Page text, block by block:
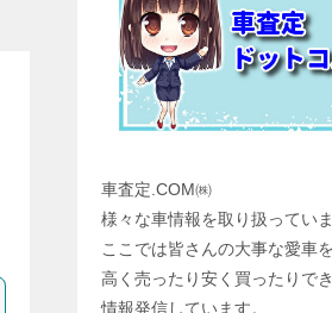
車査定.COM㈱
様々な車情報を取り扱っていま
ここでは皆さんの大事な愛車を
高く売ったり安く買ったりで
情報発信しています。